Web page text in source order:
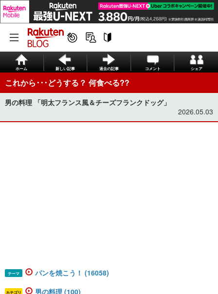
ホーム 新しい記事 過去の記事 コメント シェア
これから･･･どうする？ 何食べる??
男の料理 「明太フランス風＆チーズフランクドッグ」
2026.05.03
テーマ パンを焼こう！ (16058)
カテゴリ 男の料理 (100)